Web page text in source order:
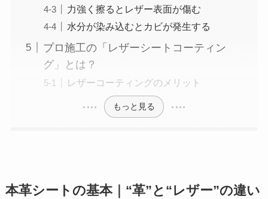
力強く擦るとレザー表面が傷む
水分が染み込むとカビが発生する
プロ施工の「レザーシートコーティン
グ」とは？
レザーコーティングのメリット
もっと見る
本革シートの基本｜“革”と“レザー”の違い